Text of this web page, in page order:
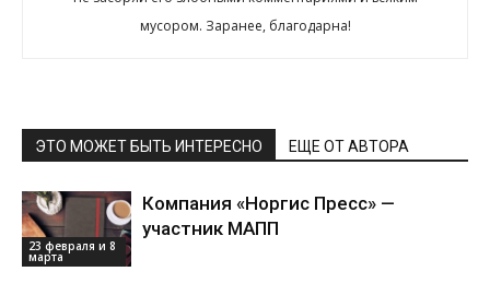
мусором. Заранее, благодарна!
ЭТО МОЖЕТ БЫТЬ ИНТЕРЕСНО ЕЩЕ ОТ АВТОРА
23 февраля и 8
марта
Компания «Норгис Пресс» —
участник МАПП